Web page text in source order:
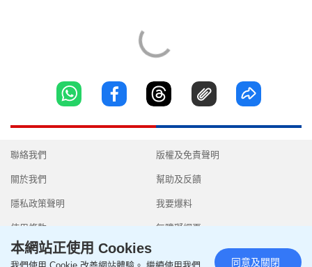
聯絡我們
關於我們
隱私政策聲明
使用條款
版權及免責聲明
幫助及反饋
我要爆料
無障礙網頁
本網站正使用 Cookies
同意及關閉